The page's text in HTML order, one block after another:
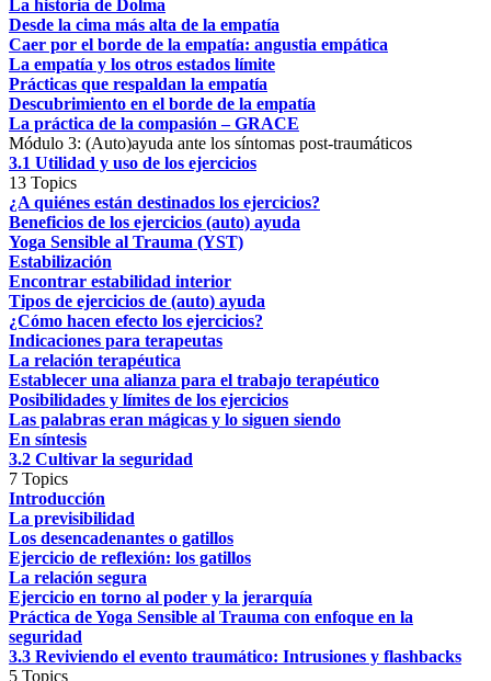
La historia de Dolma
Desde la cima más alta de la empatía
Caer por el borde de la empatía: angustia empática
La empatía y los otros estados límite
Prácticas que respaldan la empatía
Descubrimiento en el borde de la empatía
La práctica de la compasión – GRACE
Módulo 3: (Auto)ayuda ante los síntomas post-traumáticos
3.1 Utilidad y uso de los ejercicios
13 Topics
¿A quiénes están destinados los ejercicios?
Beneficios de los ejercicios (auto) ayuda
Yoga Sensible al Trauma (YST)
Estabilización
Encontrar estabilidad interior
Tipos de ejercicios de (auto) ayuda
¿Cómo hacen efecto los ejercicios?
Indicaciones para terapeutas
La relación terapéutica
Establecer una alianza para el trabajo terapéutico
Posibilidades y límites de los ejercicios
Las palabras eran mágicas y lo siguen siendo
En síntesis
3.2 Cultivar la seguridad
7 Topics
Introducción
La previsibilidad
Los desencadenantes o gatillos
Ejercicio de reflexión: los gatillos
La relación segura
Ejercicio en torno al poder y la jerarquía
Práctica de Yoga Sensible al Trauma con enfoque en la
seguridad
3.3 Reviviendo el evento traumático: Intrusiones y flashbacks
5 Topics